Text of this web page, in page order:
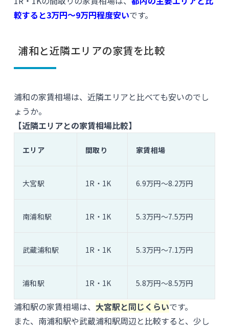
較すると3万円〜9万円程度安いです。
浦和と近隣エリアの家賃を比較
浦和の家賃相場は、近隣エリアと比べても安いのでし
ょうか。
【近隣エリアとの家賃相場比較】
エリア 間取り 家賃相場
大宮駅 1R・1K 6.9万円〜8.2万円
南浦和駅 1R・1K 5.3万円〜7.5万円
武蔵浦和駅 1R・1K 5.3万円〜7.1万円
浦和駅 1R・1K 5.8万円〜8.5万円
浦和駅の家賃相場は、 大宮駅と同じくらいです。
また、南浦和駅や武蔵浦和駅周辺と比較すると、少し